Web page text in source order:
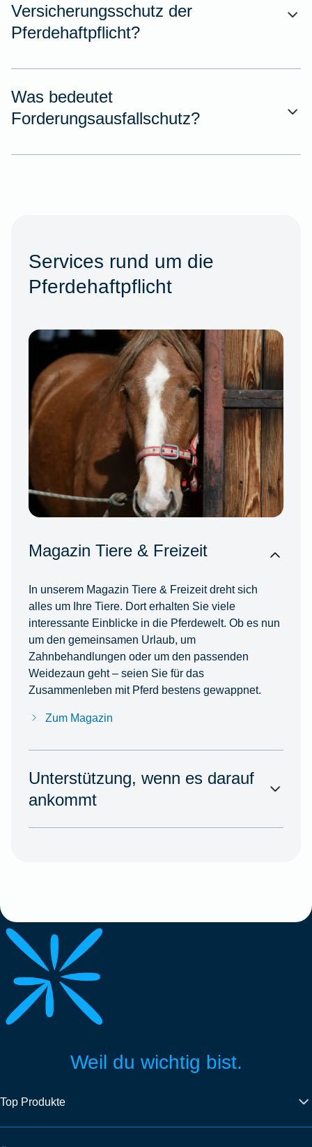
Versicherungsschutz der
Pferdehaftpflicht?
Was bedeutet
Forderungsausfallschutz?
Services rund um die
Pferdehaftpflicht
Magazin Tiere & Freizeit
In unserem Magazin Tiere & Freizeit dreht sich
alles um Ihre Tiere. Dort erhalten Sie viele
interessante Einblicke in die Pferdewelt. Ob es nun
um den gemeinsamen Urlaub, um
Zahnbehandlungen oder um den passenden
Weidezaun geht – seien Sie für das
Zusammenleben mit Pferd bestens gewappnet.
Zum Magazin
Unterstützung, wenn es darauf
ankommt
Weil du wichtig bist.
Top Produkte